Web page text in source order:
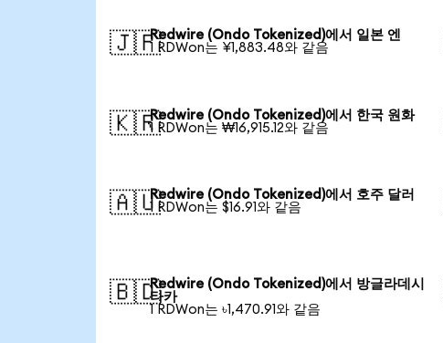
🇯🇵Redwire (Ondo Tokenized)에서 일본 엔
1 RDWon는 ¥1,883.48와 같음
🇰🇷Redwire (Ondo Tokenized)에서 한국 원화
1 RDWon는 ₩16,915.12와 같음
🇦🇺Redwire (Ondo Tokenized)에서 호주 달러
1 RDWon는 $16.91와 같음
🇧🇩Redwire (Ondo Tokenized)에서 방글라데시
타카
1 RDWon는 ৳1,470.91와 같음